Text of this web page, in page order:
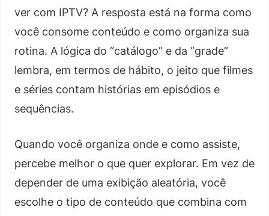
ver com IPTV? A resposta está na forma como
você consome conteúdo e como organiza sua
rotina. A lógica do “catálogo” e da “grade”
lembra, em termos de hábito, o jeito que filmes
e séries contam histórias em episódios e
sequências.
Quando você organiza onde e como assiste,
percebe melhor o que quer explorar. Em vez de
depender de uma exibição aleatória, você
escolhe o tipo de conteúdo que combina com